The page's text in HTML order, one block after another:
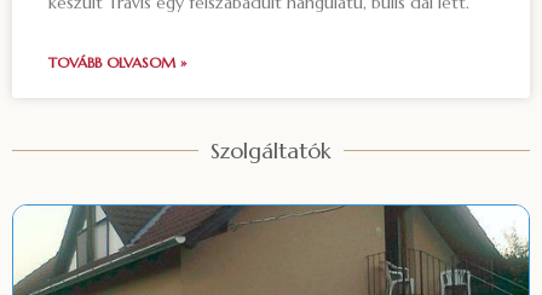
TOVÁBB OLVASOM »
Szolgáltatók